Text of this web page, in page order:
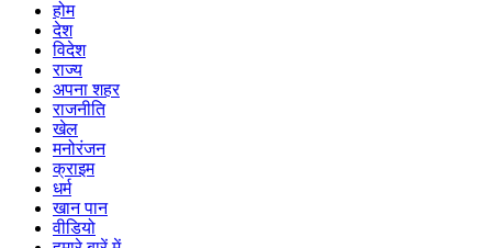
होम
देश
विदेश
राज्य
अपना शहर
राजनीति
खेल
मनोरंजन
क्राइम
धर्म
खान पान
वीडियो